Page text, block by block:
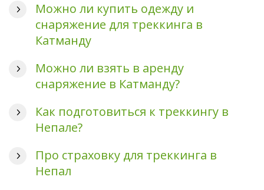
Можно ли купить одежду и
снаряжение для треккинга в
Катманду
Можно ли взять в аренду
снаряжение в Катманду?
Как подготовиться к треккингу в
Непале?
Про страховку для треккинга в
Непал